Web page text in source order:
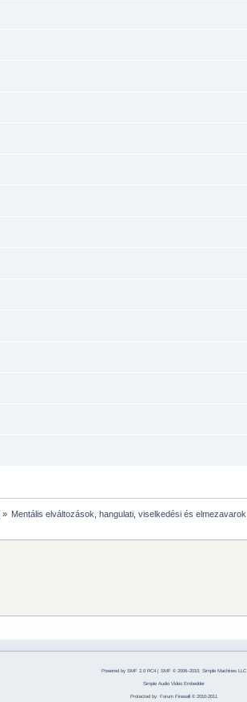
» Mentális elváltozások, hangulati, viselkedési és elmezavarok
Powered by SMF 2.0 RC4 | SMF © 2006–2010, Simple Machines LLC
Simple Audio Video Embedder
Protected by: Forum Firewall © 2010-2011